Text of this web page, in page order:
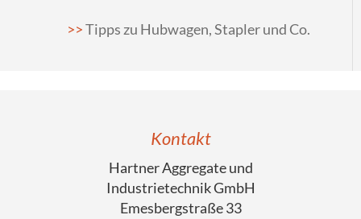
Tipps zu Hubwagen, Stapler und Co.
Kontakt
Hartner Aggregate und
Industrietechnik GmbH
Emesbergstraße 33